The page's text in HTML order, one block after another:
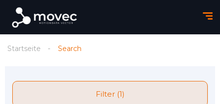
Startseite Search
Filter (1)